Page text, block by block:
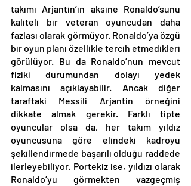
takımı Arjantin’in aksine Ronaldo’sunu
kaliteli bir veteran oyuncudan daha
fazlası olarak görmüyor. Ronaldo’ya özgü
bir oyun planı özellikle tercih etmedikleri
görülüyor. Bu da Ronaldo’nun mevcut
fiziki durumundan dolayı yedek
kalmasını açıklayabilir. Ancak diğer
taraftaki Messili Arjantin örneğini
dikkate almak gerekir. Farklı tipte
oyuncular olsa da, her takım yıldız
oyuncusuna göre elindeki kadroyu
şekillendirmede başarılı olduğu raddede
ilerleyebiliyor. Portekiz ise, yıldızı olarak
Ronaldo’yu görmekten vazgeçmiş